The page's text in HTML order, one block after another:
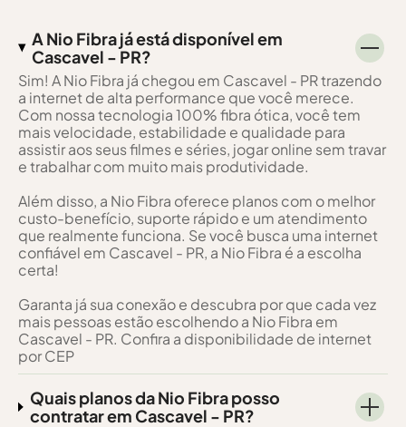
A Nio Fibra já está disponível em
Cascavel - PR?
Sim! A Nio Fibra já chegou em Cascavel - PR trazendo
a internet de alta performance que você merece.
Com nossa tecnologia 100% fibra ótica, você tem
mais velocidade, estabilidade e qualidade para
assistir aos seus filmes e séries, jogar online sem travar
e trabalhar com muito mais produtividade.
Além disso, a Nio Fibra oferece planos com o melhor
custo-benefício, suporte rápido e um atendimento
que realmente funciona. Se você busca uma internet
confiável em Cascavel - PR, a Nio Fibra é a escolha
certa!
Garanta já sua conexão e descubra por que cada vez
mais pessoas estão escolhendo a Nio Fibra em
Cascavel - PR. Confira a disponibilidade de internet
por CEP
Quais planos da Nio Fibra posso
contratar em Cascavel - PR?